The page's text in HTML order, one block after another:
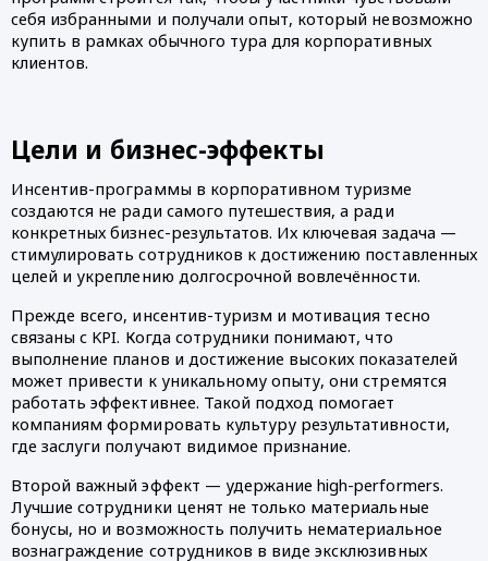
себя избранными и получали опыт, который невозможно
купить в рамках обычного тура для корпоративных
клиентов.
Цели и бизнес-эффекты
Инсентив-программы в корпоративном туризме
создаются не ради самого путешествия, а ради
конкретных бизнес-результатов. Их ключевая задача —
стимулировать сотрудников к достижению поставленных
целей и укреплению долгосрочной вовлечённости.
Прежде всего, инсентив-туризм и мотивация тесно
связаны с KPI. Когда сотрудники понимают, что
выполнение планов и достижение высоких показателей
может привести к уникальному опыту, они стремятся
работать эффективнее. Такой подход помогает
компаниям формировать культуру результативности,
где заслуги получают видимое признание.
Второй важный эффект — удержание high-performers.
Лучшие сотрудники ценят не только материальные
бонусы, но и возможность получить нематериальное
вознаграждение сотрудников в виде эксклюзивных